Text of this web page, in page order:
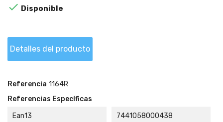
 Disponible
Detalles del producto
Referencia 1164R
Referencias Específicas
Ean13
7441058000438